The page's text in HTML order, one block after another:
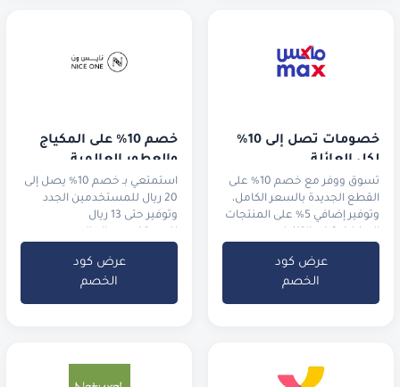
خصومات تصل إلى 10%
لكل العائلة
تسوق ووفر مع خصم 10% على
القطع الجديدة بالسعر الكامل،
وتوفير إضافي 5% على المنتجات
عرض كود
الخصم
خصم 10% على المكياج
والعطور العالمية
استمتعي بـ خصم 10% يصل إلى
20 ريال للمستخدمين الجدد
وتوفير حتى 13 ريال
عرض كود
الخصم